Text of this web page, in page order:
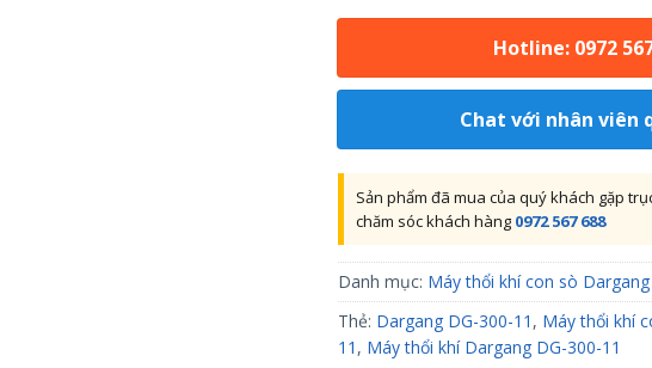
Hotline: 0972
Chat với nhân viên
Sản phẩm đã mua của quý khách gặp
chăm sóc khách hàng 0972 567 688
Danh mục: Máy thổi khí con sò Dargang
Thẻ: Dargang DG-300-11 , Máy thổi khí
11 , Máy thổi khí Dargang DG-300-11